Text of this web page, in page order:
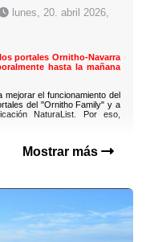
lunes, 20. abril 2026,
los portales Ornitho-Navarra
hasta la mañana
el funcionamiento del
del "Ornitho Family" y a
NaturaList. Por eso,
Mostrar más